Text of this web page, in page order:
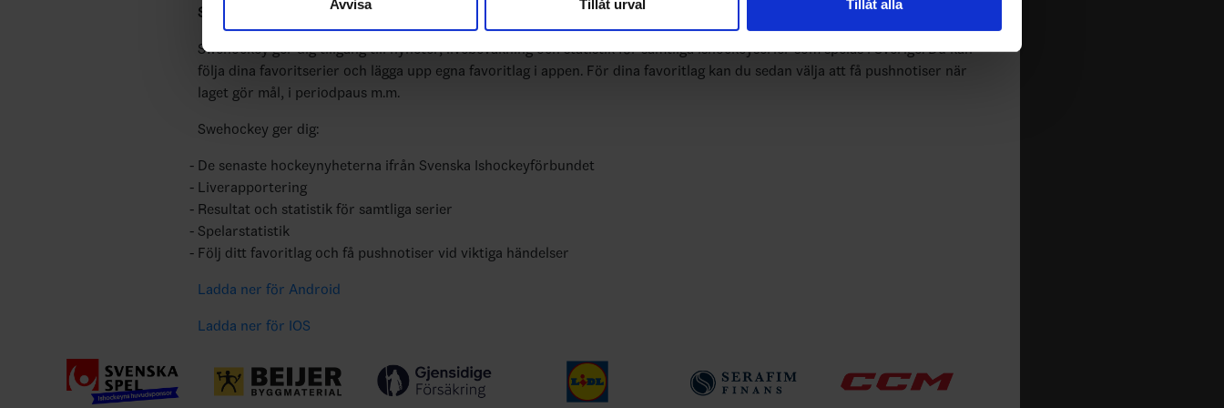
till de sociala medier och annons- och analysföretag som vi samarbetar med. Dessa kan i sin tur kombinera informationen
med annan information som du har tillhandahållit eller som de har samlat in när du har använt deras tjänster.
Avvisa Tillåt urval Tillåt alla
Swehockey – Svenska Ishockeyförbundets officiella app
Swehockey ger dig tillgång till nyheter, livebevakning och statistik för samtliga ishockeyserier som spelas i Sverige. Du kan
följa dina favoritserier och lägga upp egna favoritlag i appen. För dina favoritlag kan du sedan välja att få pushnotiser när
laget gör mål, i periodpaus m.m.
Swehockey ger dig:
De senaste hockeynyheterna ifrån Svenska Ishockeyförbundet
Liverapportering
Resultat och statistik för samtliga serier
Spelarstatistik
Följ ditt favoritlag och få pushnotiser vid viktiga händelser
Ladda ner för Android
Ladda ner för IOS